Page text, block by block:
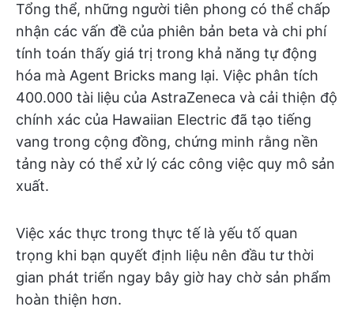
Tổng thể, những người tiên phong có thể chấp
nhận các vấn đề của phiên bản beta và chi phí
tính toán thấy giá trị trong khả năng tự động
hóa mà Agent Bricks mang lại. Việc phân tích
400.000 tài liệu của AstraZeneca và cải thiện độ
chính xác của Hawaiian Electric đã tạo tiếng
vang trong cộng đồng, chứng minh rằng nền
tảng này có thể xử lý các công việc quy mô sản
xuất.
Việc xác thực trong thực tế là yếu tố quan
trọng khi bạn quyết định liệu nên đầu tư thời
gian phát triển ngay bây giờ hay chờ sản phẩm
hoàn thiện hơn.